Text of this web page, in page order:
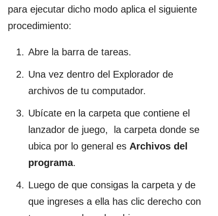
para ejecutar dicho modo aplica el siguiente
procedimiento:
Abre la barra de tareas.
Una vez dentro del Explorador de
archivos de tu computador.
Ubícate en la carpeta que contiene el
lanzador de juego, la carpeta donde se
ubica por lo general es Archivos del
programa.
Luego de que consigas la carpeta y de
que ingreses a ella has clic derecho con